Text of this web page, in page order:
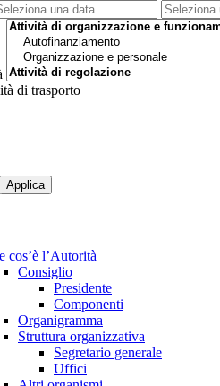
di trasporto
Applica
cos’è l’Autorità
Consiglio
Presidente
Componenti
Organigramma
Struttura organizzativa
Segretario generale
Uffici